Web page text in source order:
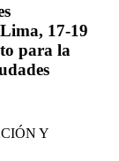
17-19
para la
Y